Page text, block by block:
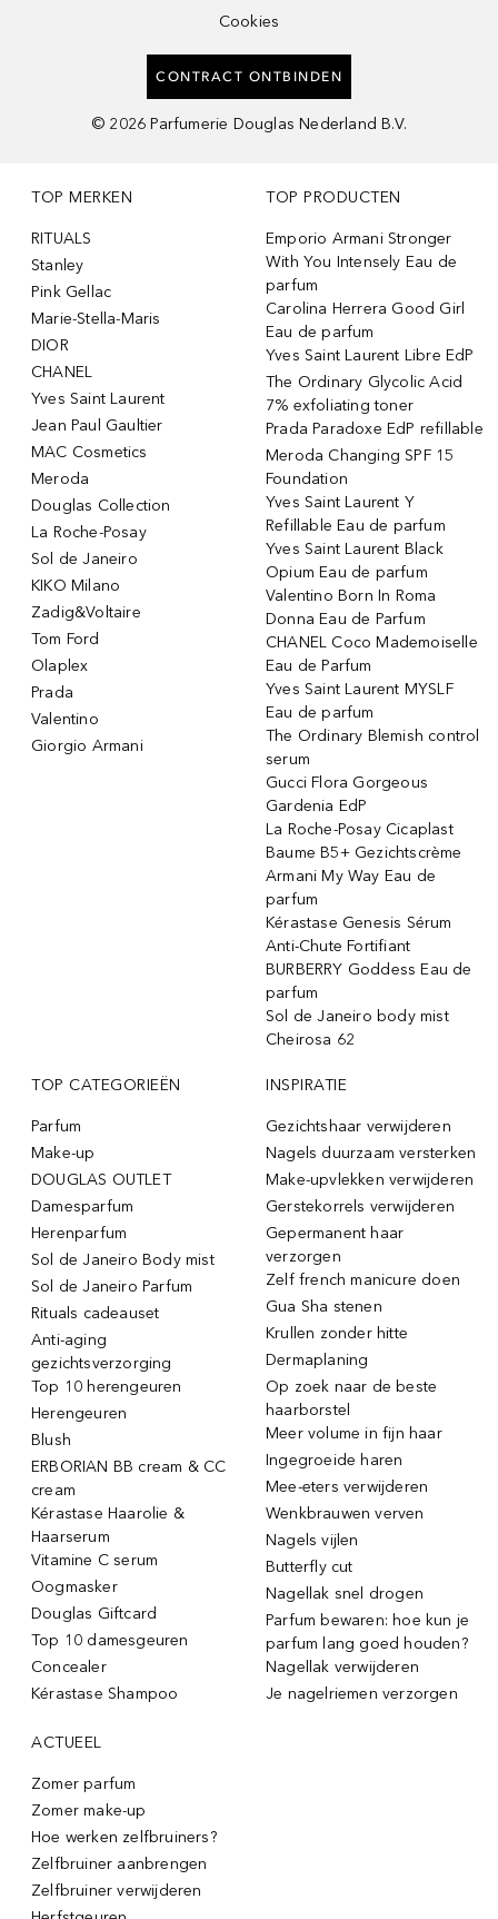
Cookies
CONTRACT ONTBINDEN
© 2026 Parfumerie Douglas Nederland B.V.
TOP MERKEN
RITUALS
Stanley
Pink Gellac
Marie-Stella-Maris
DIOR
CHANEL
Yves Saint Laurent
Jean Paul Gaultier
MAC Cosmetics
Meroda
Douglas Collection
La Roche-Posay
Sol de Janeiro
KIKO Milano
Zadig&Voltaire
Tom Ford
Olaplex
Prada
Valentino
Giorgio Armani
TOP PRODUCTEN
Emporio Armani Stronger
With You Intensely Eau de
parfum
Carolina Herrera Good Girl
Eau de parfum
Yves Saint Laurent Libre EdP
The Ordinary Glycolic Acid
7% exfoliating toner
Prada Paradoxe EdP refillable
Meroda Changing SPF 15
Foundation
Yves Saint Laurent Y
Refillable Eau de parfum
Yves Saint Laurent Black
Opium Eau de parfum
Valentino Born In Roma
Donna Eau de Parfum
CHANEL Coco Mademoiselle
Eau de Parfum
Yves Saint Laurent MYSLF
Eau de parfum
The Ordinary Blemish control
serum
Gucci Flora Gorgeous
Gardenia EdP
La Roche-Posay Cicaplast
Baume B5+ Gezichtscrème
Armani My Way Eau de
parfum
Kérastase Genesis Sérum
Anti-Chute Fortifiant
BURBERRY Goddess Eau de
parfum
Sol de Janeiro body mist
Cheirosa 62
TOP CATEGORIEËN
Parfum
Make-up
DOUGLAS OUTLET
Damesparfum
Herenparfum
Sol de Janeiro Body mist
Sol de Janeiro Parfum
Rituals cadeauset
Anti-aging
gezichtsverzorging
Top 10 herengeuren
Herengeuren
Blush
ERBORIAN BB cream & CC
cream
Kérastase Haarolie &
Haarserum
Vitamine C serum
Oogmasker
Douglas Giftcard
Top 10 damesgeuren
Concealer
Kérastase Shampoo
INSPIRATIE
Gezichtshaar verwijderen
Nagels duurzaam versterken
Make-upvlekken verwijderen
Gerstekorrels verwijderen
Gepermanent haar
verzorgen
Zelf french manicure doen
Gua Sha stenen
Krullen zonder hitte
Dermaplaning
Op zoek naar de beste
haarborstel
Meer volume in fijn haar
Ingegroeide haren
Mee-eters verwijderen
Wenkbrauwen verven
Nagels vijlen
Butterfly cut
Nagellak snel drogen
Parfum bewaren: hoe kun je
parfum lang goed houden?
Nagellak verwijderen
Je nagelriemen verzorgen
ACTUEEL
Zomer parfum
Zomer make-up
Hoe werken zelfbruiners?
Zelfbruiner aanbrengen
Zelfbruiner verwijderen